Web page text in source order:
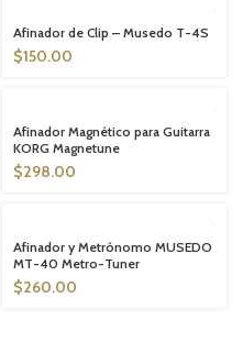
Afinador de Clip – Musedo T-4S
$150.00
Afinador Magnético para Guitarra
KORG Magnetune
$298.00
Afinador y Metrónomo MUSEDO
MT-40 Metro-Tuner
$260.00